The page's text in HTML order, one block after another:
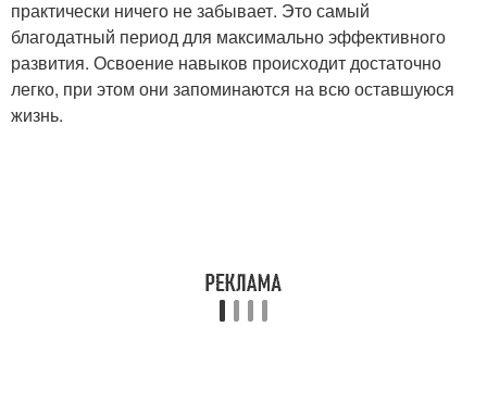
Общая психология
практически ничего не забывает. Это самый
благодатный период для максимально эффективного
развития. Освоение навыков происходит достаточно
легко, при этом они запоминаются на всю оставшуюся
жизнь.